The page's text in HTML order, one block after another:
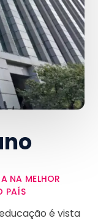
NA MELHOR
PAÍS
é vista